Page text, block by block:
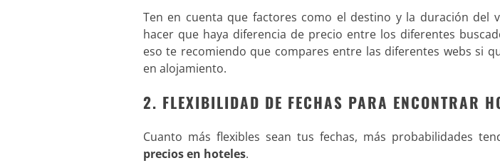
Ten en cuenta que factores como el destino y la duración del
hacer que haya diferencia de precio entre los diferentes
eso te recomiendo que compares entre las diferentes webs si
en alojamiento.
2. FLEXIBILIDAD DE FECHAS PARA ENCONTRAR
Cuanto más flexibles sean tus fechas, más probabilidades
precios en hoteles.